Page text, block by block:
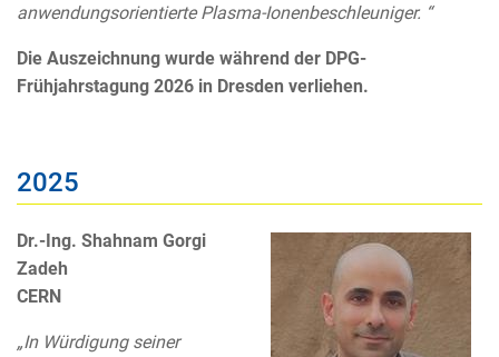
anwendungsorientierte Plasma-Ionenbeschleuniger. “
Die Auszeichnung wurde während der DPG-
Frühjahrstagung 2026 in Dresden verliehen.
2025
Dr.-Ing. Shahnam Gorgi
Zadeh
CERN
„In Würdigung seiner